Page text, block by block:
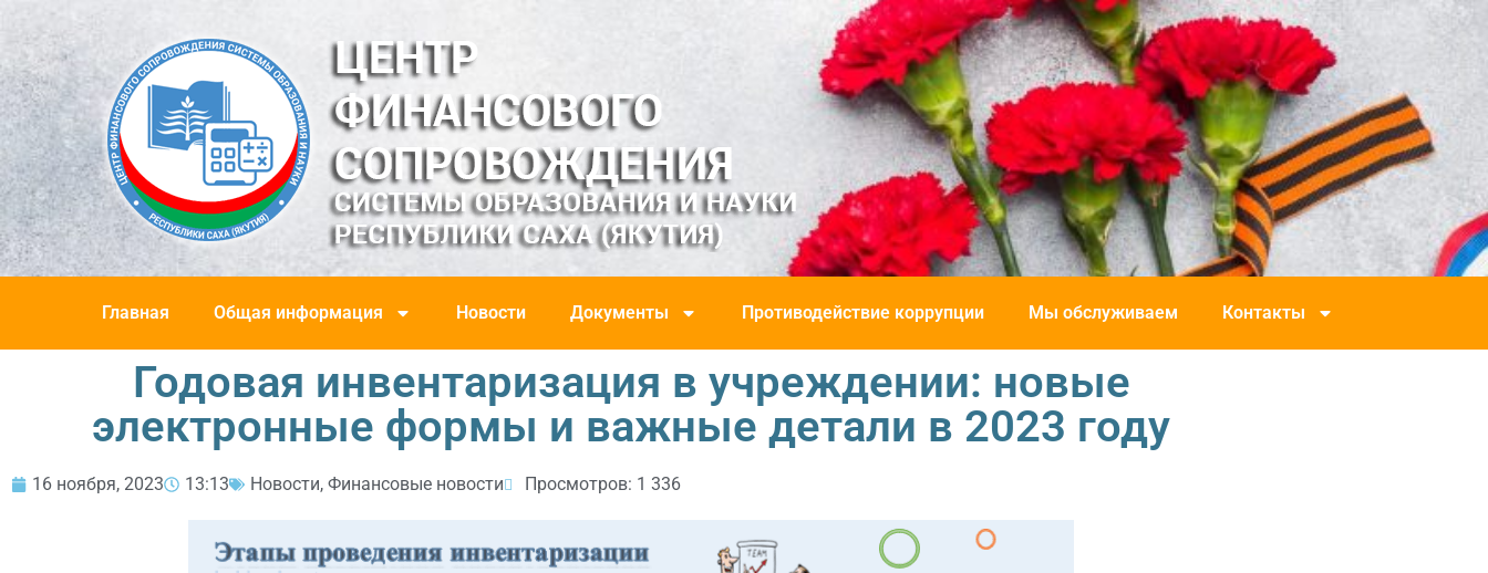
Главная Общая информация Новости Документы Противодействие коррупции Мы обслуживаем Контакты
Годовая инвентаризация в учреждении: новые
электронные формы и важные детали в 2023 году
16 ноября, 2023 13:13 Новости, Финансовые новости Просмотров: 1 336